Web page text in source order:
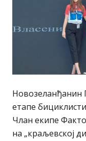
Новозеланђанин
етапе
Члан екипе
на „краљевској